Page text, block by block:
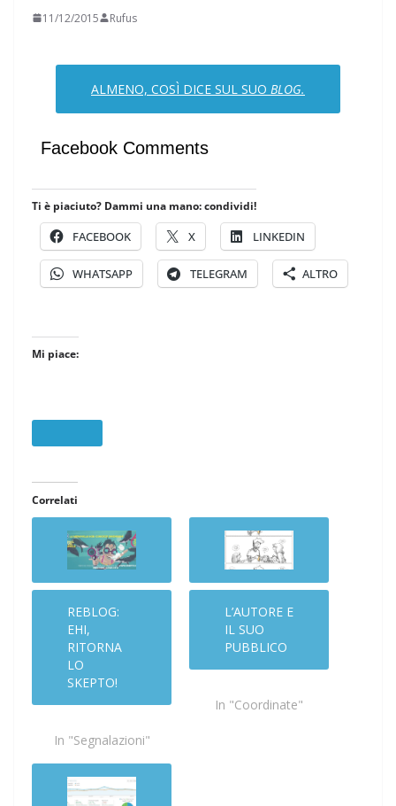
11/12/2015 Rufus
ALMENO, COSÌ DICE SUL SUO BLOG.
Facebook Comments
Ti è piaciuto? Dammi una mano: condividi!
FACEBOOK X LINKEDIN
WHATSAPP TELEGRAM ALTRO
Mi piace:
Correlati
REBLOG:
EHI,
RITORNA
LO
SKEPTO!
In "Segnalazioni"
L’AUTORE E
IL SUO
PUBBLICO
In "Coordinate"